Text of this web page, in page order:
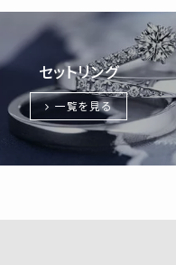
セットリング
一覧を見る